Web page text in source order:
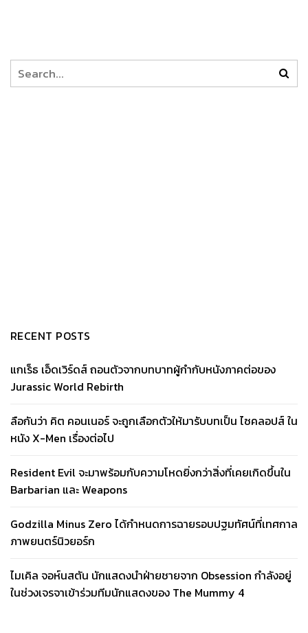
RECENT POSTS
แกเร็ธ เอ็ดเวิร์ดส์ ถอนตัวจากบทบาทผู้กำกับหนังภาคต่อของ
Jurassic World Rebirth
ลือกันว่า คิต คอนเนอร์ จะถูกเลือกตัวให้มารับบทเป็น ไซคลอปส์ ใน
หนัง X-Men เรื่องต่อไป
Resident Evil จะมาพร้อมกับความโหดยิ่งกว่าสิ่งที่เคยเกิดขึ้นใน
Barbarian และ Weapons
Godzilla Minus Zero ได้กำหนดการฉายรอบปฐมทัศน์ที่เทศกาล
ภาพยนตร์นิวยอร์ก
ไมเคิล จอห์นสตัน นักแสดงนำฝ่ายชายจาก Obsession กำลังอยู่
ในช่วงเจรจาเข้าร่วมทีมนักแสดงของ The Mummy 4